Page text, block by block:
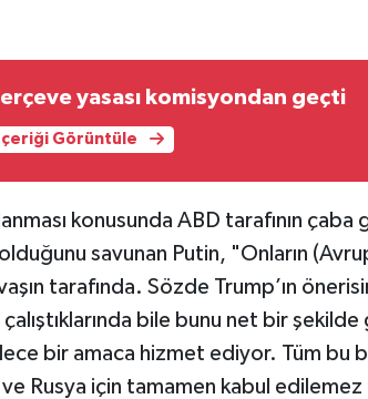
yasası komisyondan geçti
İçeriği Görüntüle
konusunda ABD tarafının
savunan Putin, "Onların
tarafında. Sözde Trump’ın
bile bunu net bir
bir amaca hizmet ediyor. Tüm bu
Rusya için tamamen kabul